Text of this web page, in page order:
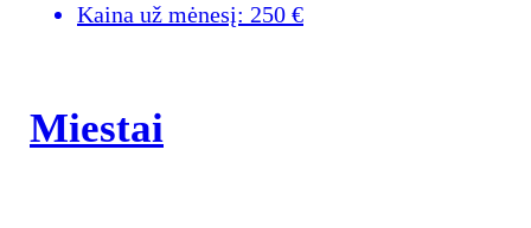
Kaina už mėnesį: 250 €
Miestai